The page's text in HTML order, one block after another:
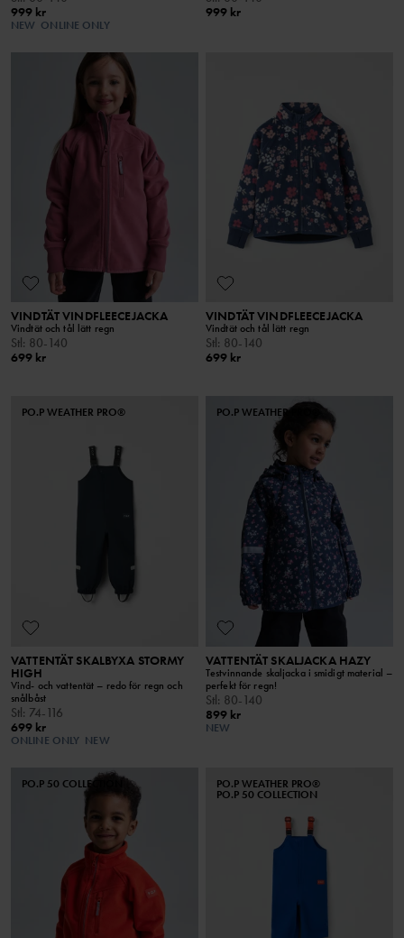
999 kr
NEW ONLINE ONLY
999 kr
VINDTÄT VINDFLEECEJACKA
Vindtät och tål lätt regn
Stl : 80-140
699 kr
VINDTÄT VINDFLEECEJACKA
Vindtät och tål lätt regn
Stl : 80-140
699 kr
PO.P WEATHER PRO®
VATTENTÄT SKALBYXA STORMY
HIGH
Vind- och vattentät – redo för regn och
snålbåst
Stl: 74-116
699 kr
ONLINE ONLY NEW
PO.P WEATHER PRO®
VATTENTÄT SKALJACKA HAZY
Testvinnande skaljacka i smidigt material –
perfekt för regn!
Stl: 80-140
899 kr
NEW
PO.P 50 COLLECTION PO.P WEATHER PRO®
PO.P 50 COLLECTION